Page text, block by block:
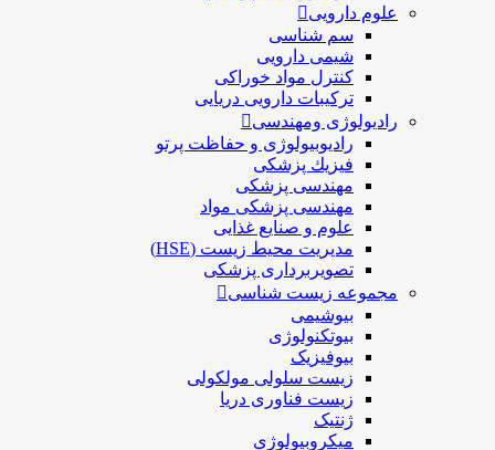
علوم دارویی
سم شناسی
شیمی دارویی
کنترل مواد خوراکی
ترکیبات دارویی دریایی
رادیولوژی ومهندسی
رادیوبیولوژی و حفاظت پرتو
فيزيك پزشکی
مهندسی پزشکی
مهندسی پزشکی مواد
علوم و صنايع غذایی
مدیریت محیط زیست (HSE)
تصویربرداری پزشکی
مجموعه زیست شناسی
بیوشیمی
بیوتکنولوژی
بیوفیزیک
زیست سلولی مولکولی
زیست فناوری دریا
ژنتیک
میکروبیولوژی